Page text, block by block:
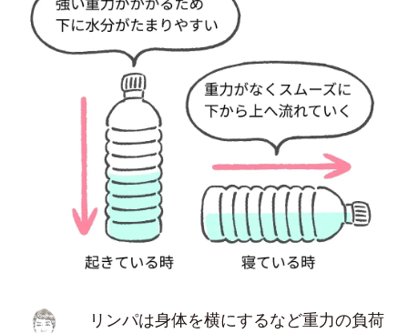
リンパは身体を横にするなど重力の負荷